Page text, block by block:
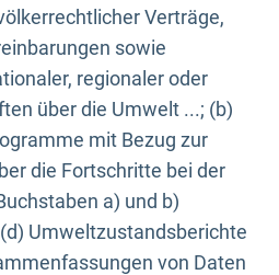
Verträge,
sowie
regionaler oder
über die Umwelt ...; (b)
mit Bezug zur
die Fortschritte bei der
a) und b)
Umweltzustandsberichte
von Daten